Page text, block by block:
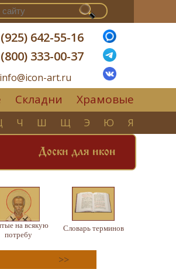
642-55-16
333-00-37
info@icon-art.ru
Складни Храмовые
Ч Ш Щ Э Ю Я
Доски для икон
на всякую
потребу
Словарь терминов
>>